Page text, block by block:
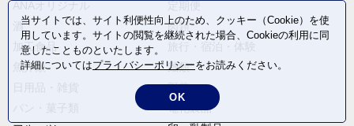
酒
肉類
加工食品
魚介類
麺類
野菜
電化製品
当サイトでは、サイト利便性向上のため、クッキー（Cookie）を使
用しています。サイトの閲覧を継続された場合、Cookieの利用に同
意したことものといたします。
詳細についてはプライバシーポリシーをお読みください。
OK